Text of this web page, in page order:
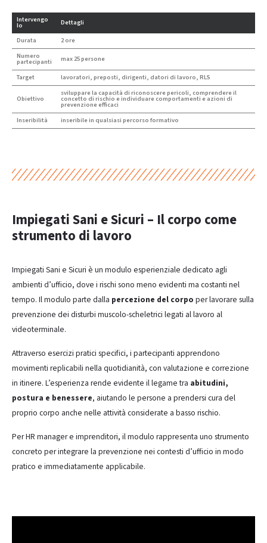
Intervengo
Io
Dettagli
Durata
2 ore
Numero
partecipanti max 25 persone
Target lavoratori, preposti, dirigenti, datori di lavoro, RLS
Obiettivo
sviluppare la capacità di riconoscere pericoli, comprendere il
concetto di rischio e individuare comportamenti e azioni di
prevenzione efficaci
Inseribilità
inseribile in qualsiasi percorso formativo
Impiegati Sani e Sicuri – Il corpo come
strumento di lavoro
Impiegati Sani e Sicuri è un modulo esperienziale dedicato agli
ambienti d’ufficio, dove i rischi sono meno evidenti ma costanti nel
tempo. Il modulo parte dalla percezione del corpo per lavorare sulla
prevenzione dei disturbi muscolo-scheletrici legati al lavoro al
videoterminale.
Attraverso esercizi pratici specifici, i partecipanti apprendono
movimenti replicabili nella quotidianità, con valutazione e correzione
in itinere. L’esperienza rende evidente il legame tra abitudini,
postura e benessere, aiutando le persone a prendersi cura del
proprio corpo anche nelle attività considerate a basso rischio.
Per HR manager e imprenditori, il modulo rappresenta uno strumento
concreto per integrare la prevenzione nei contesti d’ufficio in modo
pratico e immediatamente applicabile.